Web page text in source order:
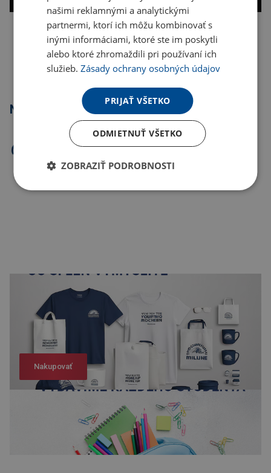
Kopírovať odkaz
Najpredávanejšie
Nakupovať
našimi reklamnými a analytickými
partnermi, ktorí ich môžu kombinovať s
inými informáciami, ktoré ste im poskytli
alebo ktoré zhromaždili pri používaní ich
služieb.Zásady ochrany osobných údajov
PRIJAŤ VŠETKO
ODMIETNUŤ VŠETKO
ZOBRAZIŤ PODROBNOSTI